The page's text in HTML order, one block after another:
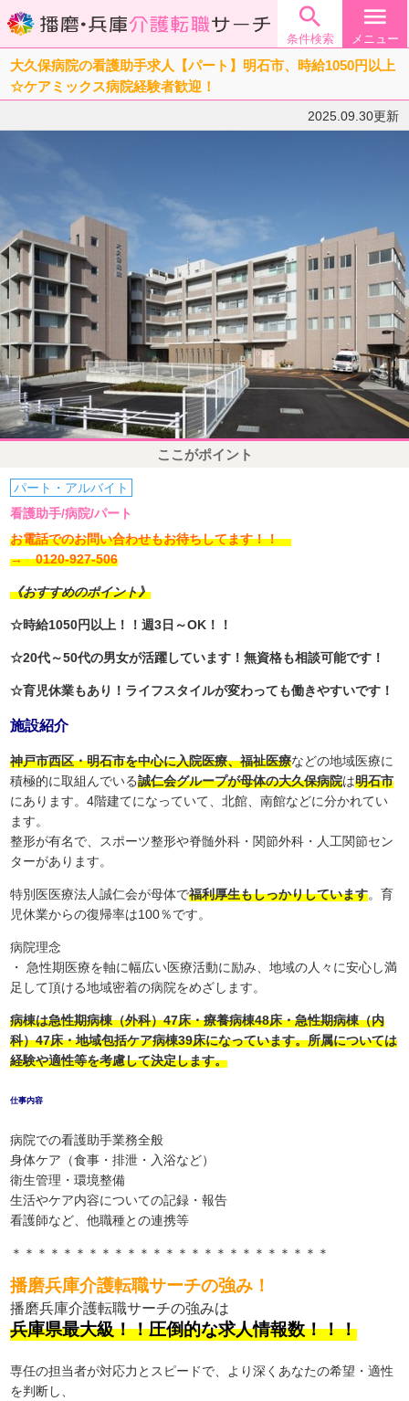

条件検索
menu
メニュー
大久保病院の看護助手求人【パート】明石市、時給1050円以上
☆ケアミックス病院経験者歓迎！
2025.09.30更新
ここがポイント
パート・アルバイト
看護助手/病院/パート
お電話でのお問い合わせもお待ちしてます！！
→ 0120-927-506
《おすすめのポイント》
☆時給1050円以上！！週3日～OK！！
☆20代～50代の男女が活躍しています！無資格も相談可能です！
☆育児休業もあり！ライフスタイルが変わっても働きやすいです！
施設紹介
神戸市西区・明石市を中心に入院医療、福祉医療などの地域医療に
積極的に取組んでいる誠仁会グループが母体の大久保病院は明石市
にあります。4階建てになっていて、北館、南館などに分かれてい
ます。
整形が有名で、スポーツ整形や脊髄外科・関節外科・人工関節セン
ターがあります。
特別医医療法人誠仁会が母体で福利厚生もしっかりしています。育
児休業からの復帰率は100％です。
病院理念
・ 急性期医療を軸に幅広い医療活動に励み、地域の人々に安心し満
足して頂ける地域密着の病院をめざします。
病棟は急性期病棟（外科）47床・療養病棟48床・急性期病棟（内
科）47床・地域包括ケア病棟39床になっています。所属については
経験や適性等を考慮して決定します。
仕事内容
病院での看護助手業務全般
身体ケア（食事・排泄・入浴など）
衛生管理・環境整備
生活やケア内容についての記録・報告
看護師など、他職種との連携等
＊＊＊＊＊＊＊＊＊＊＊＊＊＊＊＊＊＊＊＊＊＊＊＊＊
播磨兵庫介護転職サーチの強み！
播磨兵庫介護転職サーチの強みは
兵庫県最大級！！圧倒的な求人情報数！！！
専任の担当者が対応力とスピードで、より深くあなたの希望・適性
を判断し、